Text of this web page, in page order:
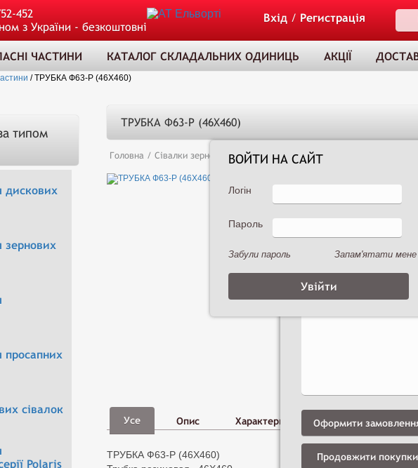
452
з України - безкоштовні
Вхід/ Регистрація
ЧАСТИНИ КАТАЛОГ СКЛАДАЛЬНИХ ОДИНИЦЬ АКЦІЇ
/ТРУБКА Ф63-Р (46Х460)
типом
дискових
зернових
просапних
сівалок
Polaris
ТРУБКА Ф63-Р (46Х460)
Головна / Сівалки зернові /Сеялка зернотуковая рядовая Астра 3,6А
Усе Опис Характеристики
Фото,
Відео
і
ТРУБКА Ф63-Р (46Х460)
Оформити
Продовжити покупки
ВОЙТИ НА САЙТ
Логін
Пароль
Забули пароль Запам'ятати мене